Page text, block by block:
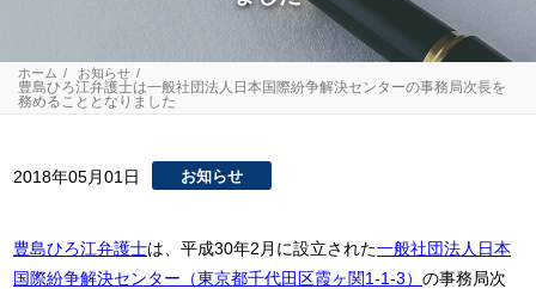
ホーム お知らせ
豊島ひろ江弁護士は一般社団法人日本国際紛争解決センターの事務局次長を
務めることとなりました
2018年05月01日 お知らせ
豊島ひろ江弁護士は、平成30年2月に設立された一般社団法人日本
国際紛争解決センター（東京都千代田区霞ヶ関1-1-3）の事務局次